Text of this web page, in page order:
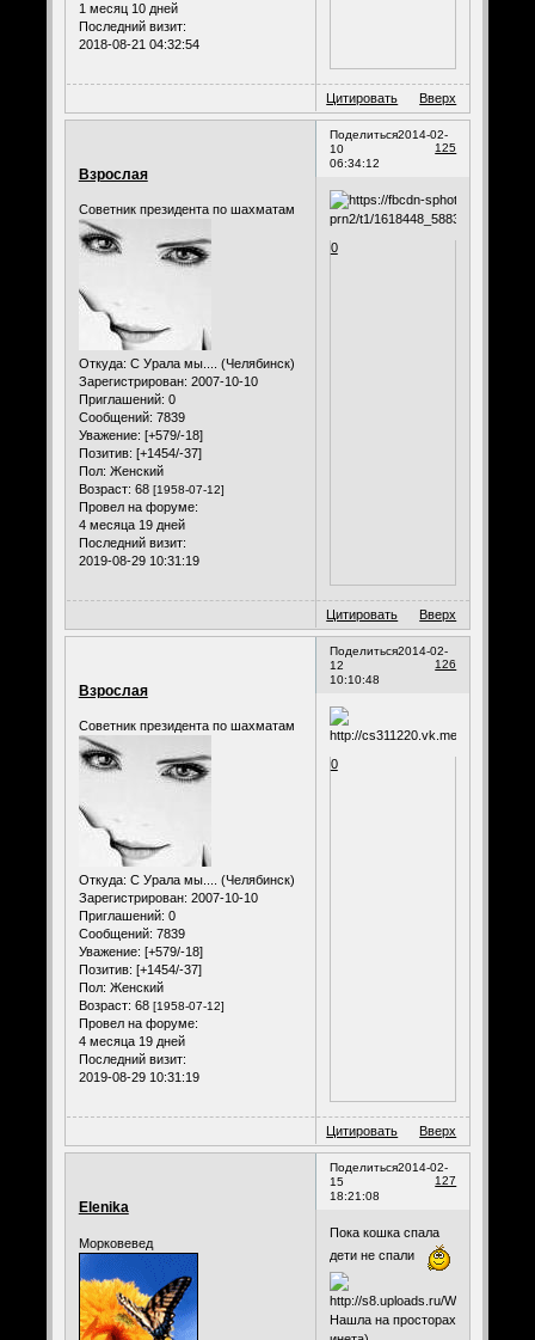
1 месяц 10 дней
Последний визит:
2018-08-21 04:32:54
Цитировать Вверх
Поделиться
125
2014-02-
10
06:34:12
Взрослая
Советник президента по шахматам
Откуда: С Урала мы.... (Челябинск)
Зарегистрирован: 2007-10-10
Приглашений: 0
Сообщений: 7839
Уважение: [+579/-18]
Позитив: [+1454/-37]
Пол: Женский
Возраст: 68 [1958-07-12]
Провел на форуме:
4 месяца 19 дней
Последний визит:
2019-08-29 10:31:19
0
Цитировать Вверх
Поделиться
126
2014-02-
12
10:10:48
Взрослая
Советник президента по шахматам
Откуда: С Урала мы.... (Челябинск)
Зарегистрирован: 2007-10-10
Приглашений: 0
Сообщений: 7839
Уважение: [+579/-18]
Позитив: [+1454/-37]
Пол: Женский
Возраст: 68 [1958-07-12]
Провел на форуме:
4 месяца 19 дней
Последний визит:
2019-08-29 10:31:19
0
Цитировать Вверх
Поделиться
127
2014-02-
15
18:21:08
Elenika
Морковевед
Пока кошка спала
дети не спали
Нашла на просторах